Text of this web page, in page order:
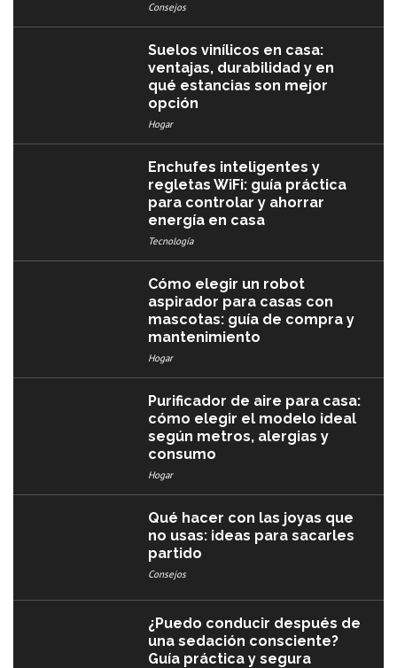
Consejos
Suelos vinílicos en casa:
ventajas, durabilidad y en
qué estancias son mejor
opción
Hogar
Enchufes inteligentes y
regletas WiFi: guía práctica
para controlar y ahorrar
energía en casa
Tecnología
Cómo elegir un robot
aspirador para casas con
mascotas: guía de compra y
mantenimiento
Hogar
Purificador de aire para casa:
cómo elegir el modelo ideal
según metros, alergias y
consumo
Hogar
Qué hacer con las joyas que
no usas: ideas para sacarles
partido
Consejos
¿Puedo conducir después de
una sedación consciente?
Guía práctica y segura